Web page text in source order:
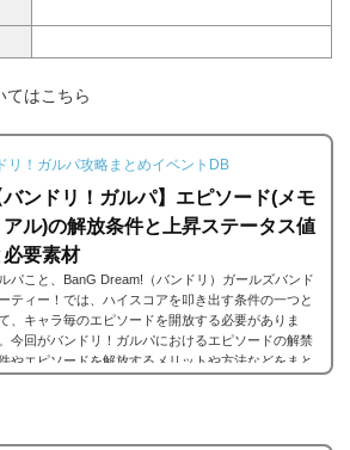
てはこちら
リ！ガルパ攻略まとめイベントDB
バンドリ！ガルパ】エピソード(メモ
アル)の解放条件と上昇ステータス値
必要素材
パこと、BanG Dream!（バンドリ）ガールズバンド
ティー！では、ハイスコアを叩き出す条件の一つと
、キャラ毎のエピソードを開放する必要がありま
今回がバンドリ！ガルパにおけるエピソードの解禁
やエピソードを解放するメリットや方法などをまと
エピソードは各キャラクターの詳細にあり、解放す